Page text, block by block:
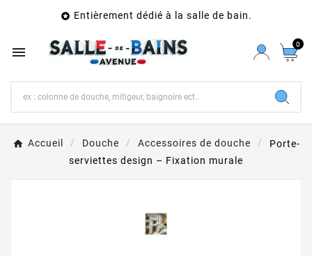
 Entièrement dédié à la salle de bain.
 0
Accueil Douche Accessoires de douche
Porte-
serviettes design – Fixation murale